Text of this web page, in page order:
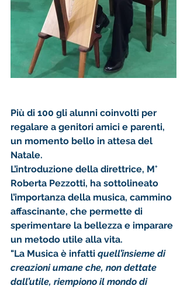
Più di 100 gli alunni coinvolti per
regalare a genitori amici e parenti,
un momento bello in attesa del
Natale.
L’introduzione della direttrice, M°
Roberta Pezzotti, ha sottolineato
l’importanza della musica, cammino
affascinante, che permette di
sperimentare la bellezza e imparare
un metodo utile alla vita.
"La Musica è infatti quell’insieme di
creazioni umane che, non dettate
dall’utile, riempiono il mondo di